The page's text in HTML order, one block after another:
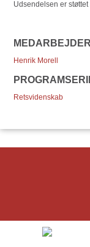
Udsendelsen er
MEDARBEJDER
Henrik Morell
Retsvidenskab